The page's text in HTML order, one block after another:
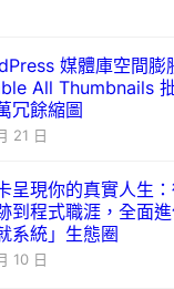
媒體庫空間膨
All Thumbnails
冗餘縮圖
21 日
呈現你的真實人生
到程式職涯，全面
系統」生態圈
10 日